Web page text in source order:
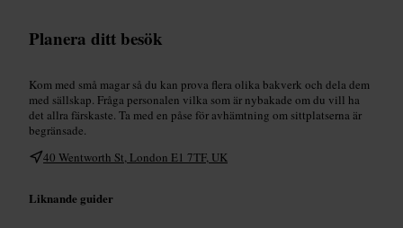
Planera ditt besök
Kom med små magar så du kan prova flera olika bakverk och dela dem
med sällskap. Fråga personalen vilka som är nybakade om du vill ha
det allra färskaste. Ta med en påse för avhämtning om sittplatserna är
begränsade.
40 Wentworth St, London E1 7TF, UK
Liknande guider